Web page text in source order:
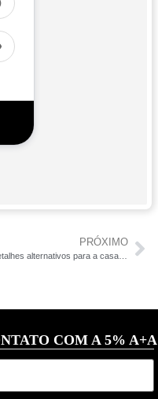
PRÓXIMO
Casa Juarez Brandão Lopes: detalhes alternativos para a casa popular
COM A 5% A+A